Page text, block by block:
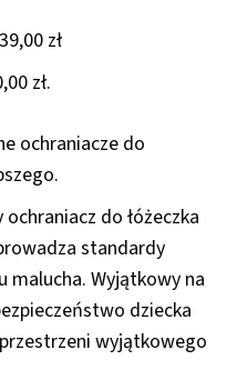
złZakres
210,00 zł
zł.
ochraniacze do
do łóżeczka
standardy
Wyjątkowy na
dziecka
wyjątkowego